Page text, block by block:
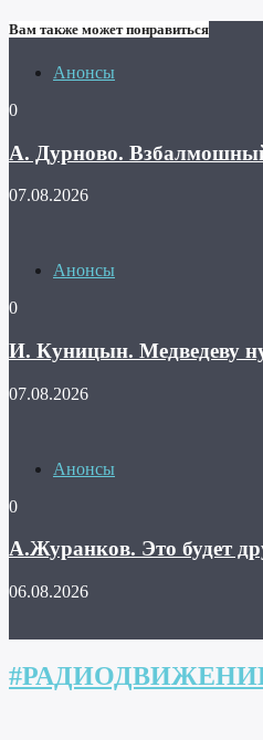
Вам также может понравиться
Анонсы
0
А. Дурново.
07.08.2026
Анонсы
0
И. Куницын. Медведеву
07.08.2026
Анонсы
0
А.Журанков. Это будет
06.08.2026